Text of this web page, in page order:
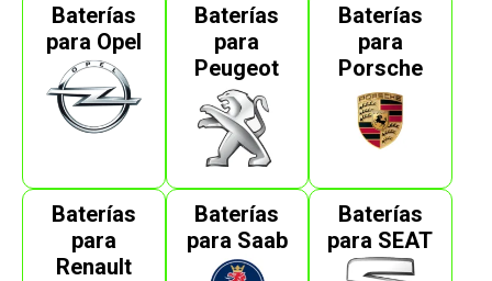
Baterías
para Opel
Baterías
para
Peugeot
Baterías
para
Porsche
Baterías
para
Renault
Baterías
para Saab
Baterías
para SEAT